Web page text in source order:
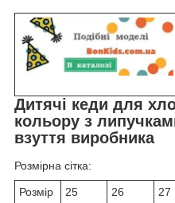
Дитячі кеди для
кольору з
взуття виробника
Розмірна сітка:
Розмір 25 26 27